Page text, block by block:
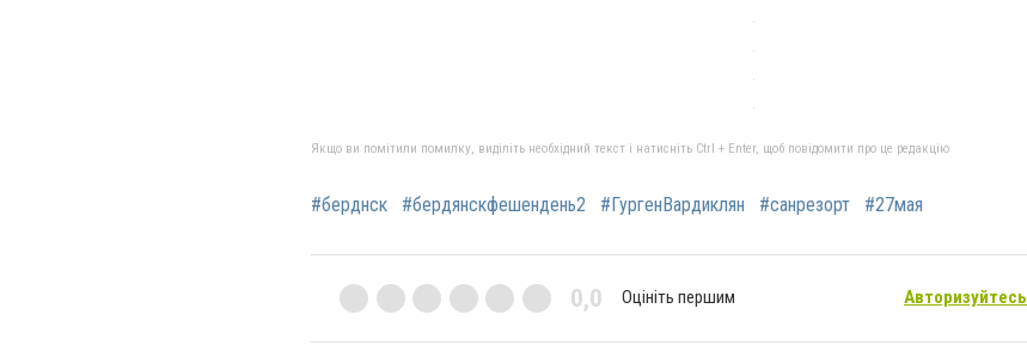
Якщо ви помітили помилку, виділіть необхідний текст і натисніть Ctrl + Enter, щоб повідомити про це редакцію
#берднск #бердянскфешендень2 #ГургенВардиклян #санрезорт #27мая
0,0 Оцініть першим Авторизуйтесь